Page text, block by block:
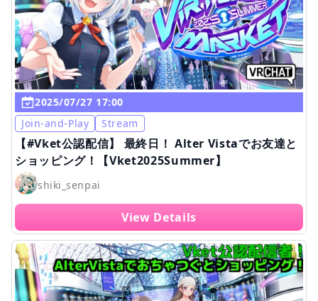
2025/07/27 17:00
Join-and-Play
Stream
【#Vket公認配信】 最終日！ Alter Vistaでお友達と
ショッピング！【Vket2025Summer】
shiki_senpai
View Details